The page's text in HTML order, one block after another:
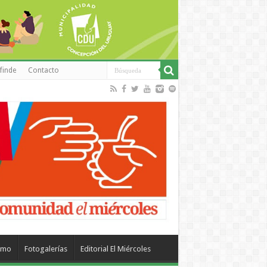
Contacto
Fotogalerías Editorial El Miércoles